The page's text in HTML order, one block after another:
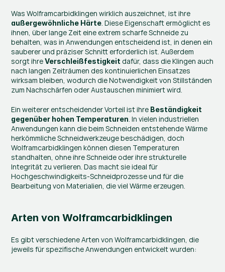
außergewöhnliche Härte. Diese Eigenschaft ermöglicht es
ihnen, über lange Zeit eine extrem scharfe Schneide zu
behalten, was in Anwendungen entscheidend ist, in denen ein
sauberer und präziser Schnitt erforderlich ist. Außerdem
sorgt ihre Verschleißfestigkeit dafür, dass die Klingen auch
nach langen Zeiträumen des kontinuierlichen Einsatzes
wirksam bleiben, wodurch die Notwendigkeit von Stillständen
zum Nachschärfen oder Austauschen minimiert wird.
Ein weiterer entscheidender Vorteil ist ihre Beständigkeit
gegenüber hohen Temperaturen. In vielen industriellen
Anwendungen kann die beim Schneiden entstehende Wärme
herkömmliche Schneidwerkzeuge beschädigen, doch
Wolframcarbidklingen können diesen Temperaturen
standhalten, ohne ihre Schneide oder ihre strukturelle
Integrität zu verlieren. Das macht sie ideal für
Hochgeschwindigkeits-Schneidprozesse und für die
Bearbeitung von Materialien, die viel Wärme erzeugen.
Arten von Wolframcarbidklingen
Es gibt verschiedene Arten von Wolframcarbidklingen, die
jeweils für spezifische Anwendungen entwickelt wurden: